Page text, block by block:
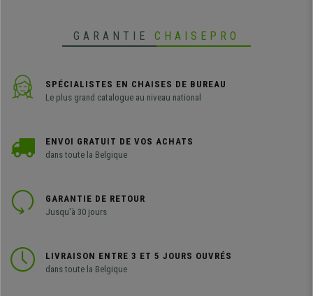
GARANTIE CHAISEPRO
SPÉCIALISTES EN CHAISES DE BUREAU
Le plus grand catalogue au niveau national
ENVOI GRATUIT DE VOS ACHATS
dans toute la Belgique
GARANTIE DE RETOUR
Jusqu'à 30 jours
LIVRAISON ENTRE 3 ET 5 JOURS OUVRÉS
dans toute la Belgique